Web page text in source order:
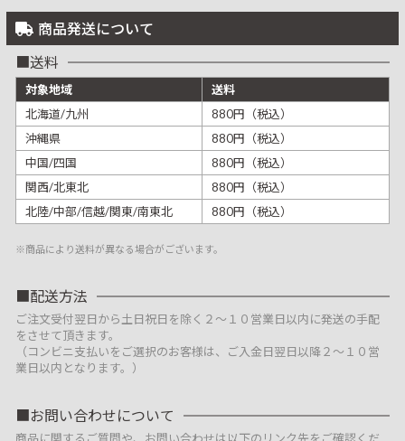
商品発送について
送料
対象地域
送料
北海道/九州
880円（税込）
沖縄県
880円（税込）
中国/四国
880円（税込）
関西/北東北
880円（税込）
北陸/中部/信越/関東/南東北
880円（税込）
※商品により送料が異なる場合がございます。
配送方法
ご注文受付翌日から土日祝日を除く２～１０営業日以内に発送の手配
をさせて頂きます。
（コンビニ支払いをご選択のお客様は、ご入金日翌日以降２～１０営
業日以内となります。）
お問い合わせについて